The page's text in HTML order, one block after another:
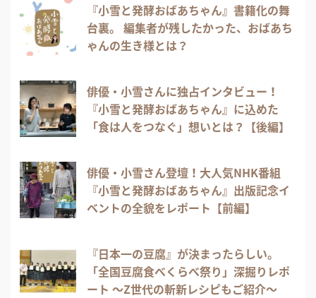
『小雪と発酵おばあちゃん』書籍化の舞
台裏。 編集者が残したかった、おばあち
ゃんの生き様とは？
俳優・小雪さんに独占インタビュー！
『小雪と発酵おばあちゃん』に込めた
「食は人をつなぐ」想いとは？【後編】
俳優・小雪さん登壇！大人気NHK番組
『小雪と発酵おばあちゃん』出版記念イ
ベントの全貌をレポート【前編】
『日本一の豆腐』が決まったらしい。
「全国豆腐食べくらべ祭り」深掘りレポ
ート 〜Z世代の斬新レシピもご紹介〜